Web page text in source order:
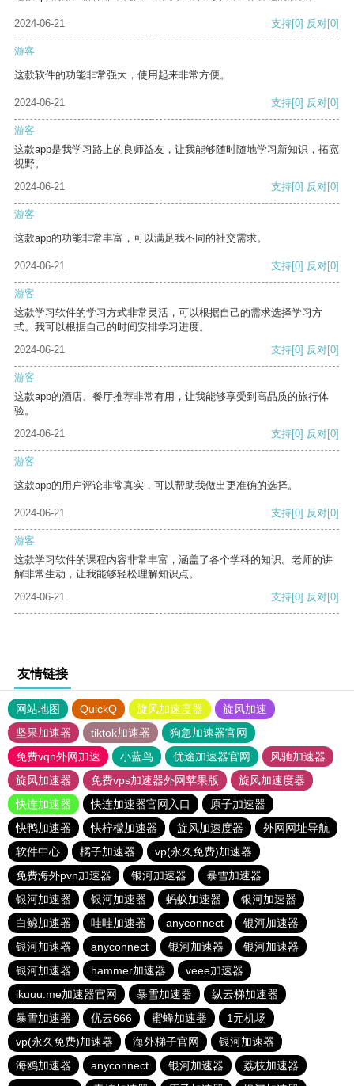
2024-06-21 支持[0] 反对[0]
游客
这款软件的功能非常强大，使用起来非常方便。
2024-06-21 支持[0] 反对[0]
游客
这款app是我学习路上的良师益友，让我能够随时随地学习新知识，拓宽
视野。
2024-06-21
支持[0] 反对[0]
游客
这款app的功能非常丰富，可以满足我不同的社交需求。
2024-06-21 支持[0] 反对[0]
游客
这款学习软件的学习方式非常灵活，可以根据自己的需求选择学习方
式。我可以根据自己的时间安排学习进度。
2024-06-21
支持[0] 反对[0]
游客
这款app的酒店、餐厅推荐非常有用，让我能够享受到高品质的旅行体
验。
2024-06-21
支持[0] 反对[0]
游客
这款app的用户评论非常真实，可以帮助我做出更准确的选择。
2024-06-21 支持[0] 反对[0]
游客
这款学习软件的课程内容非常丰富，涵盖了各个学科的知识。老师的讲
解非常生动，让我能够轻松理解知识点。
2024-06-21
支持[0] 反对[0]
友情链接
网站地图 QuickQ 旋风加速度器
旋风加速
坚果加速器
tiktok加速器
狗急加速器官网
免费vqn外网加速
小蓝鸟 优途加速器官网
风驰加速器
旋风加速器
免费vps加速器外网苹果版
旋风加速度器
快连加速器
快连加速器官网入口
原子加速器
快鸭加速器
快柠檬加速器 旋风加速度器
外网网址导航
软件中心
橘子加速器
vp(永久免费)加速器
免费海外pvn加速器
银河加速器
暴雪加速器
银河加速器
银河加速器 蚂蚁加速器
银河加速器
白鲸加速器
哇哇加速器 anyconnect
银河加速器
银河加速器
anyconnect 银河加速器
银河加速器
银河加速器
hammer加速器
veee加速器
ikuuu.me加速器官网
暴雪加速器
纵云梯加速器
暴雪加速器
优云666 蜜蜂加速器
1元机场
vp(永久免费)加速器
海外梯子官网
银河加速器
海鸥加速器
anyconnect 银河加速器
荔枝加速器